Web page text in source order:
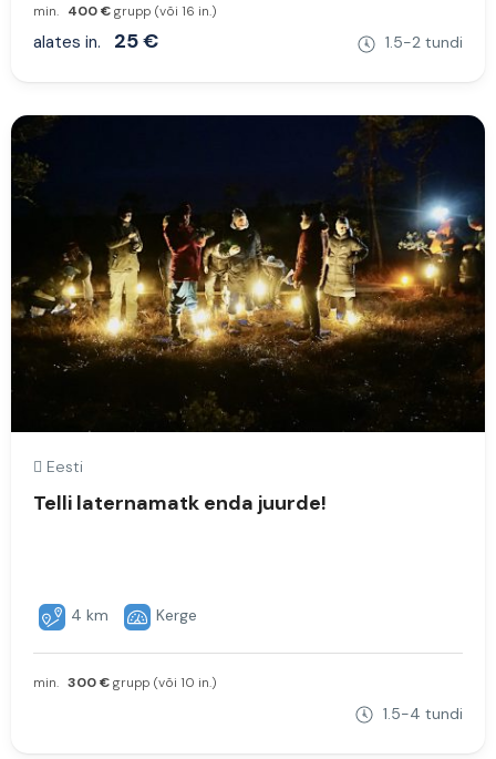
min. 400 €grupp (või 16 in.)
alates in. 25 € 1.5-2 tundi
Eesti
Telli laternamatk enda juurde!
4 km Kerge
min. 300 €grupp (või 10 in.)
1.5-4 tundi